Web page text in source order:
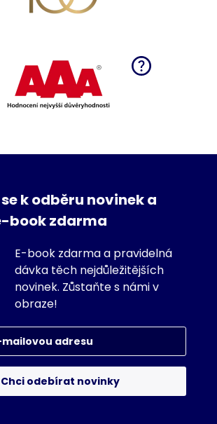
k odběru novinek a
book zdarma
E-book zdarma a pravidelná
dávka těch nejdůležitějších
novinek. Zůstaňte s námi v
obraze!
Chci odebírat novinky